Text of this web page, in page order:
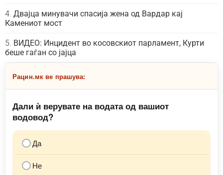
Двајца минувачи спасија жена од Вардар кај
Камениот мост
ВИДЕО: Инцидент во косовскиот парламент, Курти
беше гаѓан со јајца
Рацин.мк ве прашува:
Дали ѝ верувате на водата од вашиот
водовод?
Да
Не